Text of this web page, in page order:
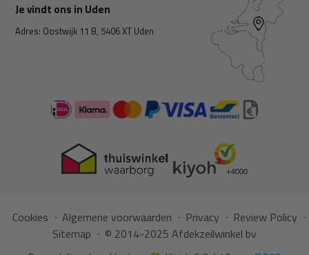
Je vindt ons in Uden
Adres: Oostwijk 11 B, 5406 XT Uden
Cookies Algemene voorwaarden Privacy
Review Policy
Sitemap
© 2014-2025 Afdekzeilwinkel bv